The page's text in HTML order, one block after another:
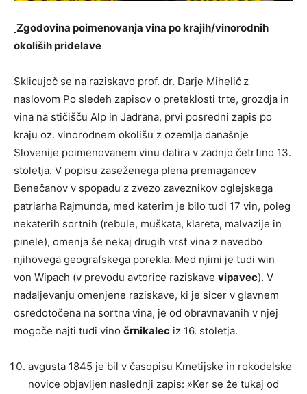
Zgodovina poimenovanja vina po krajih/vinorodnih
okoliših pridelave
Sklicujoč se na raziskavo prof. dr. Darje Mihelič z
naslovom Po sledeh zapisov o preteklosti trte, grozdja in
vina na stičišču Alp in Jadrana, prvi posredni zapis po
kraju oz. vinorodnem okolišu z ozemlja današnje
Slovenije poimenovanem vinu datira v zadnjo četrtino 13.
stoletja. V popisu zaseženega plena premagancev
Benečanov v spopadu z zvezo zaveznikov oglejskega
patriarha Rajmunda, med katerim je bilo tudi 17 vin, poleg
nekaterih sortnih (rebule, muškata, klareta, malvazije in
pinele), omenja še nekaj drugih vrst vina z navedbo
njihovega geografskega porekla. Med njimi je tudi win
von Wipach (v prevodu avtorice raziskave vipavec). V
nadaljevanju omenjene raziskave, ki je sicer v glavnem
osredotočena na sortna vina, je od obravnavanih v njej
mogoče najti tudi vino črnikalec iz 16. stoletja.
avgusta 1845 je bil v časopisu Kmetijske in rokodelske
novice objavljen naslednji zapis: »Ker se že tukaj od